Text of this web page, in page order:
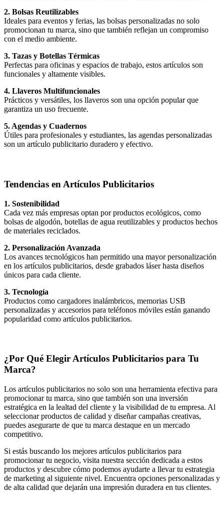
2. Bolsas Reutilizables
Ideales para eventos y ferias, las bolsas personalizadas no solo
promocionan tu marca, sino que también reflejan un compromiso
con el medio ambiente.
3. Tazas y Botellas Térmicas
Perfectas para oficinas y espacios de trabajo, estos artículos son
funcionales y altamente visibles.
4. Llaveros Multifuncionales
Prácticos y versátiles, los llaveros son una opción popular que
garantiza un uso frecuente.
5. Agendas y Cuadernos
Útiles para profesionales y estudiantes, las agendas personalizadas
son un artículo publicitario duradero y efectivo.
Tendencias en Artículos Publicitarios
1. Sostenibilidad
Cada vez más empresas optan por productos ecológicos, como
bolsas de algodón, botellas de agua reutilizables y productos hechos
de materiales reciclados.
2. Personalización Avanzada
Los avances tecnológicos han permitido una mayor personalización
en los artículos publicitarios, desde grabados láser hasta diseños
únicos para cada cliente.
3. Tecnología
Productos como cargadores inalámbricos, memorias USB
personalizadas y accesorios para teléfonos móviles están ganando
popularidad como artículos publicitarios.
¿Por Qué Elegir Artículos Publicitarios para Tu
Marca?
Los artículos publicitarios no solo son una herramienta efectiva para
promocionar tu marca, sino que también son una inversión
estratégica en la lealtad del cliente y la visibilidad de tu empresa. Al
seleccionar productos de calidad y diseñar campañas creativas,
puedes asegurarte de que tu marca destaque en un mercado
competitivo.
Si estás buscando los mejores artículos publicitarios para
promocionar tu negocio, visita nuestra sección dedicada a estos
productos y descubre cómo podemos ayudarte a llevar tu estrategia
de marketing al siguiente nivel. Encuentra opciones personalizadas y
de alta calidad que dejarán una impresión duradera en tus clientes.